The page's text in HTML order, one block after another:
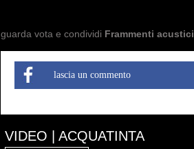
guarda vota e condividi Frammenti acustici
lascia un commento
VIDEO | ACQUATINTA